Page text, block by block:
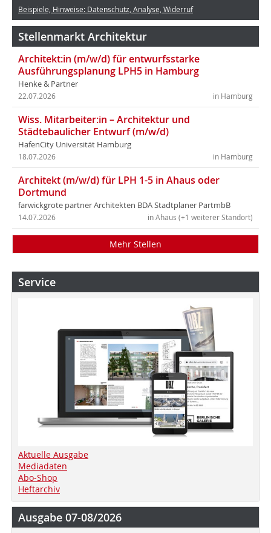
Beispiele, Hinweise: Datenschutz, Analyse, Widerruf
Stellenmarkt Architektur
Architekt:in (m/w/d) für entwurfsstarke
Ausführungsplanung LPH5 in Hamburg
Henke & Partner
in Hamburg
22.07.2026
Wiss. Mitarbeiter:in – Architektur und
Städtebaulicher Entwurf (m/w/d)
HafenCity Universität Hamburg
in Hamburg
18.07.2026
Architekt (m/w/d) für LPH 1-5 in Ahaus oder
Dortmund
farwickgrote partner Architekten BDA Stadtplaner PartmbB
in Ahaus (+1 weiterer Standort)
14.07.2026
Mehr Stellen
Service
Aktuelle Ausgabe
Mediadaten
Abo-Shop
Heftarchiv
Ausgabe 07-08/2026